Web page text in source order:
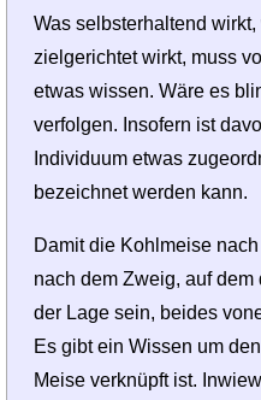
Was selbsterhaltend
zielgerichtet wirkt, muss
etwas wissen. Wäre es
verfolgen. Insofern ist
Individuum etwas
bezeichnet werden kann.
Damit die Kohlmeise
nach dem Zweig, auf
der Lage sein, beides
Es gibt ein Wissen um
Meise verknüpft ist.